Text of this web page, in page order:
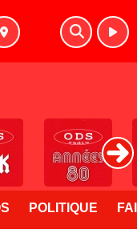
POLITIQUE